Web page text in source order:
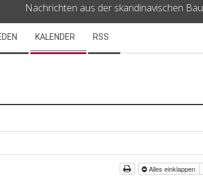
Nachrichten aus der skandinavischen
KALENDER RSS
Alles einklappen